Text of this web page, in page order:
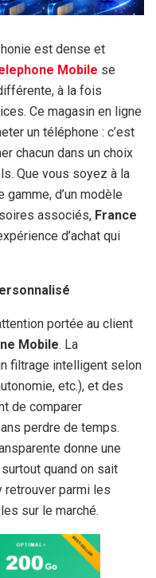
est dense et
Mobile se
à la fois
Ce magasin en ligne
un téléphone : c’est
chacun dans un choix
Que vous soyez à la
gamme, d’un modèle
associés, France
d’achat qui
portée au client
Mobile. La
filtrage intelligent selon
etc.), et des
de comparer
perdre de temps.
donne une
quand on sait
retrouver parmi les
sur le marché.